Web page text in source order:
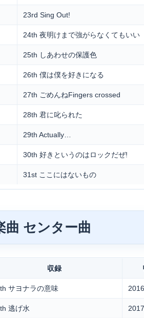
23rd Sing Out!
24th 夜明けまで強がらなくてもいい
25th しあわせの保護色
26th 僕は僕を好きになる
27th ごめんねFingers crossed
28th 君に叱られた
29th Actually…
30th 好きというのはロックだぜ!
31st ここにはないもの
曲 センター曲
収録
サヨナラの意味 2016
逃げ水 2017